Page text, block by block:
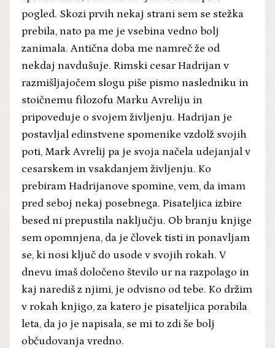
pogled. Skozi prvih nekaj strani sem se stežka
prebila, nato pa me je vsebina vedno bolj
zanimala. Antična doba me namreč že od
nekdaj navdušuje. Rimski cesar Hadrijan v
razmišljajočem slogu piše pismo nasledniku in
stoičnemu filozofu Marku Avreliju in
pripoveduje o svojem življenju. Hadrijan je
postavljal edinstvene spomenike vzdolž svojih
poti, Mark Avrelij pa je svoja načela udejanjal v
cesarskem in vsakdanjem življenju. Ko
prebiram Hadrijanove spomine, vem, da imam
pred seboj nekaj posebnega. Pisateljica izbire
besed ni prepustila naključju. Ob branju knjige
sem opomnjena, da je človek tisti in ponavljam
se, ki nosi ključ do usode v svojih rokah. V
dnevu imaš določeno število ur na razpolago in
kaj narediš z njimi, je odvisno od tebe. Ko držim
v rokah knjigo, za katero je pisateljica porabila
leta, da jo je napisala, se mi to zdi še bolj
občudovanja vredno.